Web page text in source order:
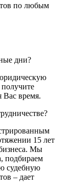
по любым
дни?
Вас время.
15 лет
Мы
подбираем
судебную
– дает